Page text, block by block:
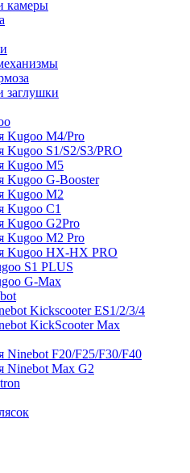
камеры
заглушки
Kugoo M4/Pro
Kugoo S1/S2/S3/PRO
Kugoo M5
Kugoo G-Booster
Kugoo M2
Kugoo C1
Kugoo G2Pro
Kugoo M2 Pro
Kugoo HX-HX PRO
S1 PLUS
G-Max
Kickscooter ES1/2/3/4
KickScooter Max
Ninebot F20/F25/F30/F40
Ninebot Max G2